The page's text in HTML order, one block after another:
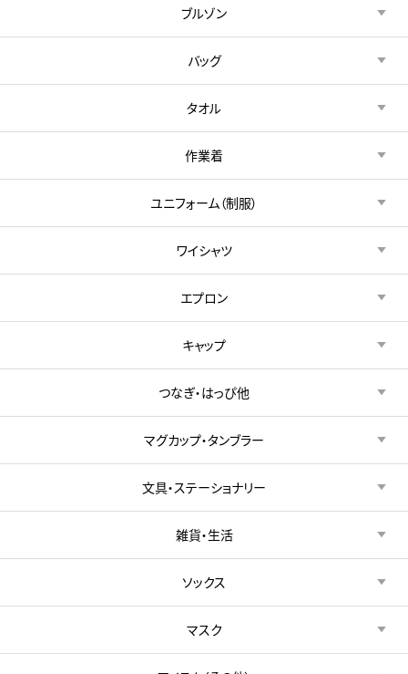
ブルゾン
バッグ
タオル
作業着
ユニフォーム（制服）
ワイシャツ
エプロン
キャップ
つなぎ・はっぴ他
マグカップ・タンブラー
文具・ステーショナリー
雑貨・生活
ソックス
マスク